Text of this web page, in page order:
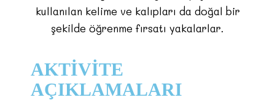
kullanılan kelime ve kalıpları da doğal bir
şekilde öğrenme fırsatı yakalarlar.
AKTIVITE
AÇIKLAMALARI